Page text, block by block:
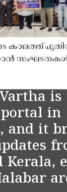
കാലത്ത്
in
and it
Kerala,